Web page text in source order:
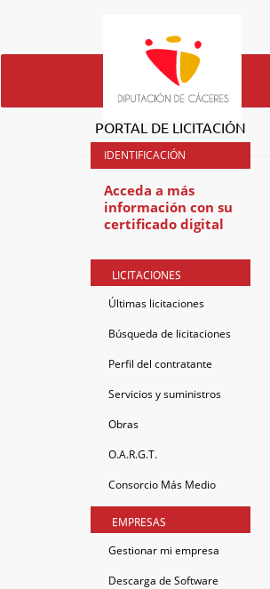
PORTAL DE LICITACIÓN
Acceda a más
información con su
certificado digital
LICITACIONES
Últimas licitaciones
Búsqueda de licitaciones
Perfil del contratante
Servicios y suministros
Obras
O.A.R.G.T.
Consorcio Más Medio
EMPRESAS
Gestionar mi empresa
Descarga de Software